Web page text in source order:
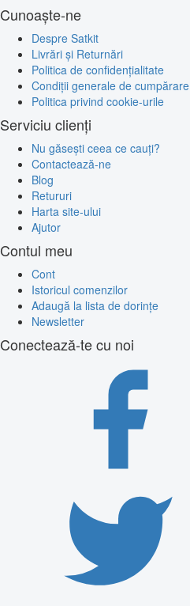
Cunoaște-ne
Despre Satkit
Livrări și Returnări
Politica de confidențialitate
Condiții generale de cumpărare
Politica privind cookie-urile
Serviciu clienți
Nu găsești ceea ce cauți?
Contactează-ne
Blog
Retururi
Harta site-ului
Ajutor
Contul meu
Cont
Istoricul comenzilor
Adaugă la lista de dorințe
Newsletter
Conectează-te cu noi